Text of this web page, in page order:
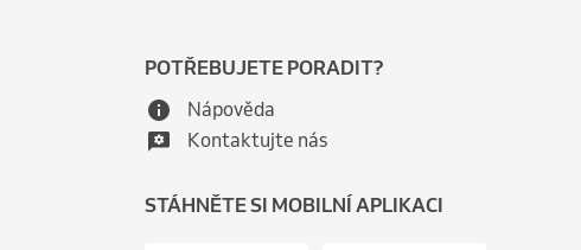
POTŘEBUJETE PORADIT?
Nápověda
Kontaktujte nás
STÁHNĚTE SI MOBILNÍ APLIKACI